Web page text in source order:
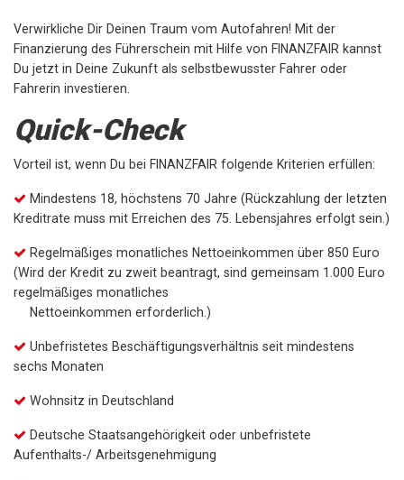
Verwirkliche Dir Deinen Traum vom Autofahren! Mit der
Finanzierung des Führerschein mit Hilfe von FINANZFAIR kannst
Du jetzt in Deine Zukunft als selbstbewusster Fahrer oder
Fahrerin investieren.
Quick-Check
Vorteil ist, wenn Du bei FINANZFAIR folgende Kriterien erfüllen:
Mindestens 18, höchstens 70 Jahre (Rückzahlung der letzten
Kreditrate muss mit Erreichen des 75. Lebensjahres erfolgt sein.)
Regelmäßiges monatliches Nettoeinkommen über 850 Euro
(Wird der Kredit zu zweit beantragt, sind gemeinsam 1.000 Euro
regelmäßiges monatliches
Nettoeinkommen erforderlich.)
Unbefristetes Beschäftigungsverhältnis seit mindestens
sechs Monaten
Wohnsitz in Deutschland
Deutsche Staatsangehörigkeit oder unbefristete
Aufenthalts-/ Arbeitsgenehmigung